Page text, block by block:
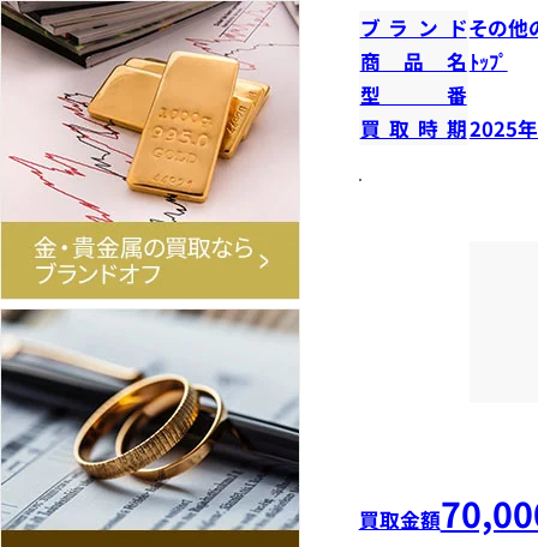
ブランドその他
商品名 ﾄｯﾌﾟ
型番
買取時期2025
買取金額